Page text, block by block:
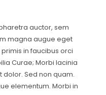
auctor, sem
magna augue eget
in faucibus orci
Curae; Morbi lacinia
dolor. Sed non quam.
elementum. Morbi in